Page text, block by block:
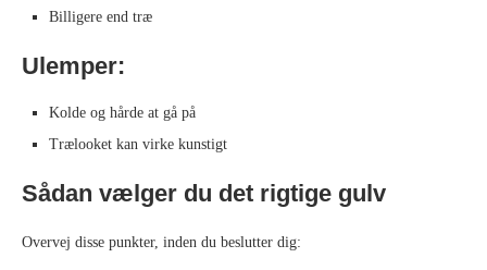
Billigere end træ
Ulemper:
Kolde og hårde at gå på
Trælooket kan virke kunstigt
Sådan vælger du det rigtige gulv
Overvej disse punkter, inden du beslutter dig: